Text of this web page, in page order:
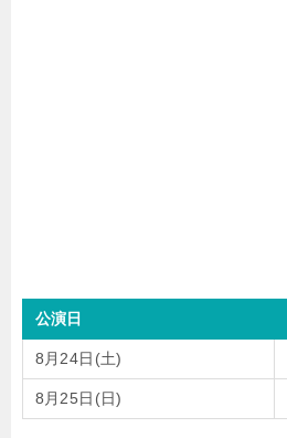
公演日
8月24日(土)
8月25日(日)